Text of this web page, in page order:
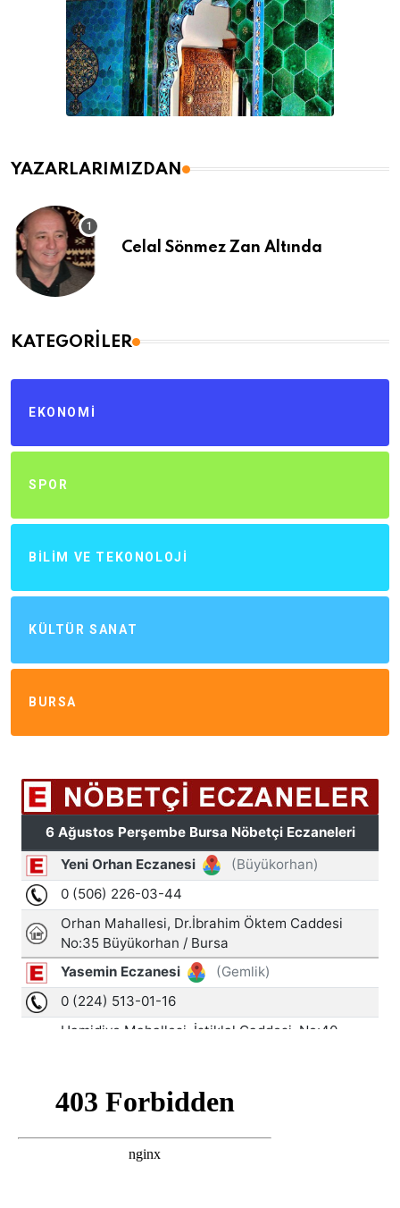
YAZARLARIMIZDAN
Celal Sönmez Zan Altında
KATEGORILER
EKONOMI
SPOR
BILIM VE TEKONOLOJI
KÜLTÜR SANAT
BURSA